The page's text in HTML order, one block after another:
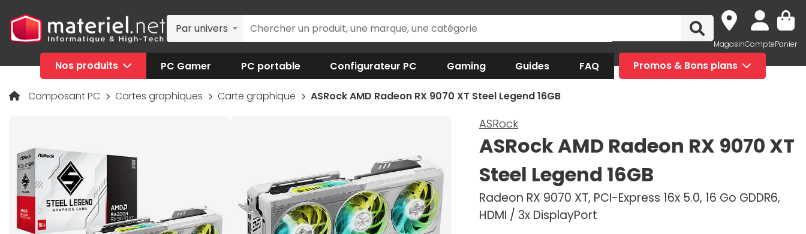
Par univers
MagasinComptePanier
Nos produits PC Gamer PC portable Configurateur PC Gaming Guides FAQ Promos & Bons plans
Composant PC Cartes graphiques Carte graphique ASRock AMD Radeon RX 9070 XT Steel Legend 16GB
ASRock
ASRock AMD Radeon RX 9070 XT
Steel Legend 16GB
Radeon RX 9070 XT, PCI-Express 16x 5.0, 16 Go GDDR6,
HDMI / 3x DisplayPort